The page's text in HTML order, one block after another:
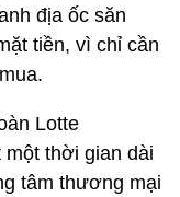
địa ốc săn
tiền, vì chỉ cần
Lotte
một thời gian dài
tâm thương mại